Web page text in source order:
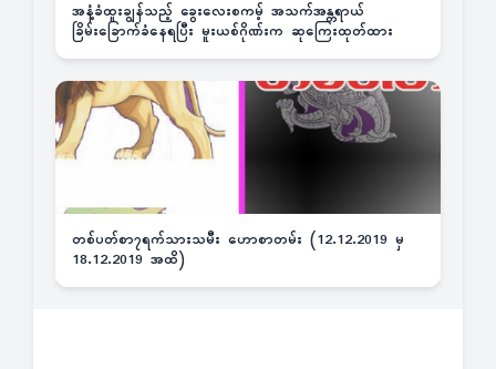
အနံ့ခံထူးချွန်သည့် ခွေးလေးစကမ့် အသက်အန္တရာယ်
ခြိမ်းခြောက်ခံနေရပြီး မူးယစ်ဂိုဏ်းက ဆုကြေးထုတ်ထား
တစ်ပတ်စာ၇ရက်သားသမီး ဟောစာတမ်း (12.12.2019 မှ
18.12.2019 အထိ)